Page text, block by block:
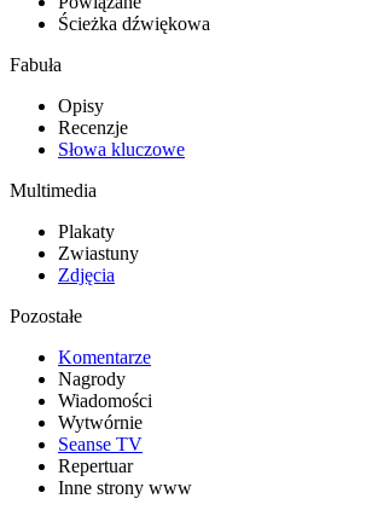
Ścieżka dźwiękowa
Fabuła
Opisy
Recenzje
Słowa kluczowe
Multimedia
Plakaty
Zwiastuny
Zdjęcia
Pozostałe
Komentarze
Nagrody
Wiadomości
Wytwórnie
Seanse TV
Repertuar
Inne strony www